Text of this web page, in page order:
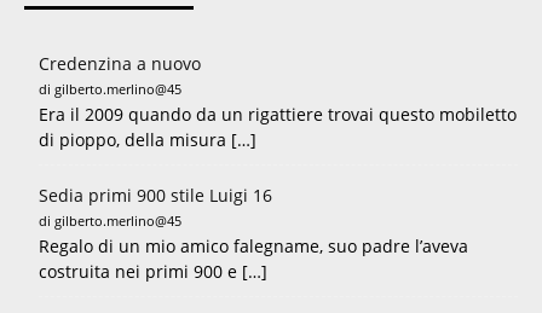
Credenzina a nuovo
di gilberto.merlino@45
Era il 2009 quando da un rigattiere trovai questo mobiletto
di pioppo, della misura […]
Sedia primi 900 stile Luigi 16
di gilberto.merlino@45
Regalo di un mio amico falegname, suo padre l’aveva
costruita nei primi 900 e […]